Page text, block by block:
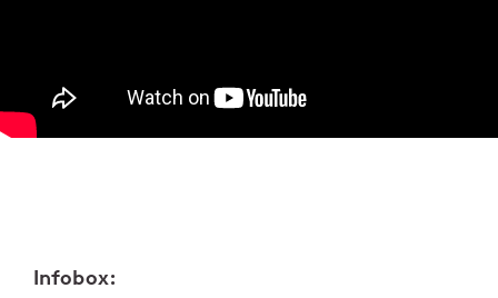
Infobox: